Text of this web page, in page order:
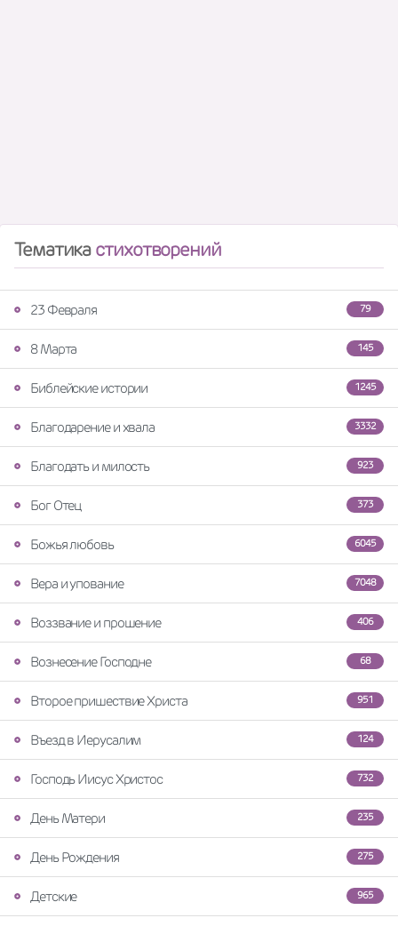
Тематикастихотворений
79
23 Февраля
145
8 Марта
1245
Библейские истории
3332
Благодарение и хвала
923
Благодать и милость
373
Бог Отец
6045
Божья любовь
7048
Вера и упование
406
Воззвание и прошение
68
Вознесение Господне
951
Второе пришествие Христа
124
Въезд в Иерусалим
732
Господь Иисус Христос
235
День Матери
275
День Рождения
965
Детские